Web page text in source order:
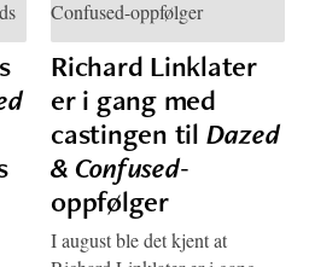
Richard Linklater
er i gang med
castingen til Dazed
& Confused-
oppfølger
I august ble det kjent at